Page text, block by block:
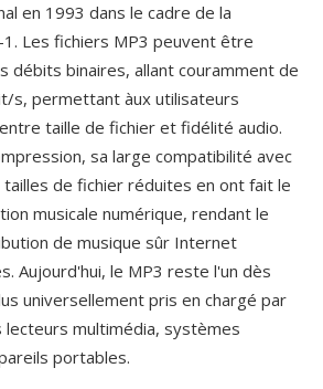
en 1993 dans le cadre de la
Les fichiers MP3 peuvent être
débits binaires, allant couramment de
s, permettant àux utilisateurs
taille de fichier et fidélité audio.
sa large compatibilité avec
de fichier réduites en ont fait le
musicale numérique, rendant le
de musique sûr Internet
Aujourd'hui, le MP3 reste l'un dès
universellement pris en chargé par
multimédia, systèmes
portables.